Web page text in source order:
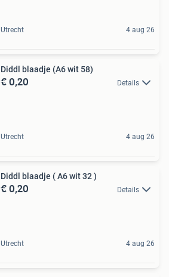
Utrecht 4 aug 26
Diddl blaadje (A6 wit 58)
€ 0,20 Details
Utrecht 4 aug 26
Diddl blaadje ( A6 wit 32 )
€ 0,20 Details
Utrecht 4 aug 26